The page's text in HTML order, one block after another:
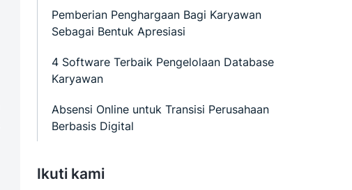
Pemberian Penghargaan Bagi Karyawan
Sebagai Bentuk Apresiasi
4 Software Terbaik Pengelolaan Database
Karyawan
Absensi Online untuk Transisi Perusahaan
Berbasis Digital
Ikuti kami